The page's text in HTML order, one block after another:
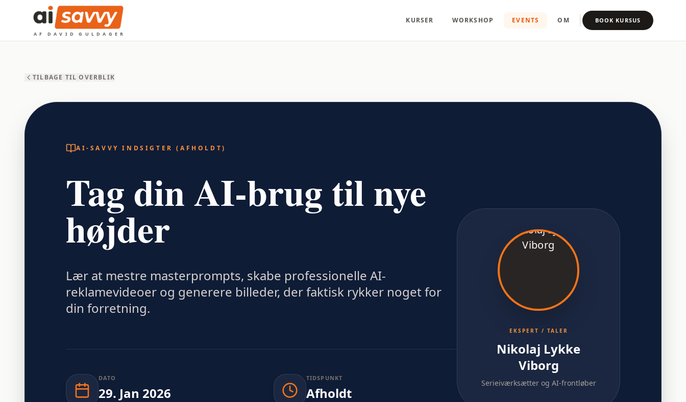
A F D A V I D G U L D A G E R
KURSER WORKSHOP EVENTS OM BOOK KURSUS
TILBAGE TIL OVERBLIK
AI-SAVVY INDSIGTER (AFHOLDT)
Tag din AI-brug til nye
højder
Lær at mestre masterprompts, skabe professionelle AI-
reklamevideoer og generere billeder, der faktisk rykker noget for
din forretning.
DATO
29. Jan 2026
TIDSPUNKT
Afholdt
EKSPERT / TALER
Nikolaj Lykke
Viborg
Serieiværksætter og AI-frontløber